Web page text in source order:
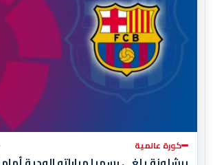
كورة عالمية